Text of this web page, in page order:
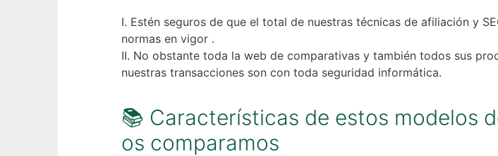
Estén seguros de que el total de nuestras técnicas de afiliación y
normas en vigor .
No obstante toda la web de comparativas y también todos sus
nuestras transacciones son con toda seguridad informática.
📚 Características de estos modelos
os comparamos